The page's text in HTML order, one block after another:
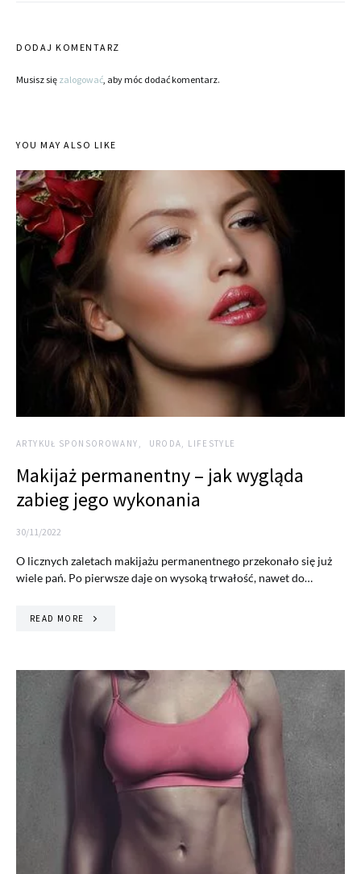
DODAJ KOMENTARZ
Musisz się zalogować, aby móc dodać komentarz.
YOU MAY ALSO LIKE
ARTYKUŁ SPONSOROWANY URODA, LIFESTYLE
Makijaż permanentny – jak wygląda
zabieg jego wykonania
30/11/2022
O licznych zaletach makijażu permanentnego przekonało się już
wiele pań. Po pierwsze daje on wysoką trwałość, nawet do…
READ MORE